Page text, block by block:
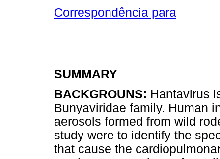
Correspondência para
SUMMARY
BACKGROUNS: Hantavirus
Bunyaviridae family. Human
aerosols formed from wild
study were to identify the
that cause the